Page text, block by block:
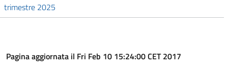
trimestre 2025
Pagina aggiornata il Fri Feb 10 15:24:00 CET 2017